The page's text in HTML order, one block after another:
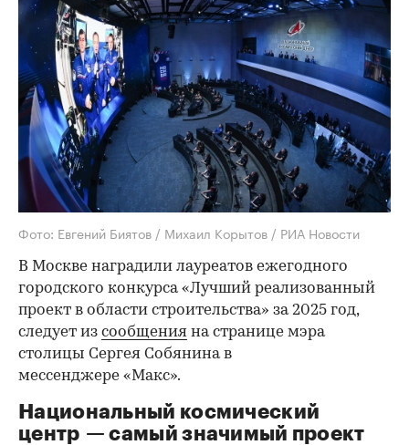
Фото: Евгений Биятов / Михаил Корытов / РИА Новости
В Москве наградили лауреатов ежегодного
городского конкурса «Лучший реализованный
проект в области строительства» за 2025 год,
следует из сообщения на странице мэра
столицы Сергея Собянина в
мессенджере «Макс».
Национальный космический
центр — самый значимый проект